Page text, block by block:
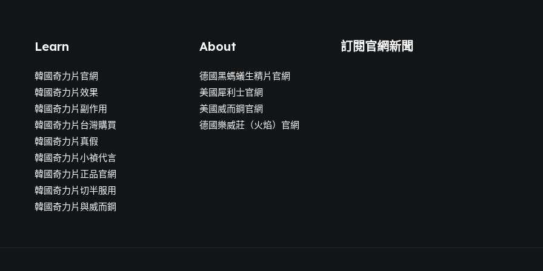
Learn
韓國奇力片官網
韓國奇力片效果
韓國奇力片副作用
韓國奇力片台灣購買
韓國奇力片真假
韓國奇力片小禎代言
韓國奇力片正品官網
韓國奇力片切半服用
韓國奇力片與威而鋼
About
德國黑螞蟻生精片官網
美國犀利士官網
美國威而鋼官網
德國樂威莊（火焰）官網
訂閱官網新聞